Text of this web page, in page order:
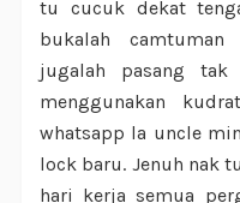
tu cucuk dekat
bukalah
jugalah pasang tak
menggunakan
whatsapp la uncle
lock baru. Jenuh nak
hari kerja semua